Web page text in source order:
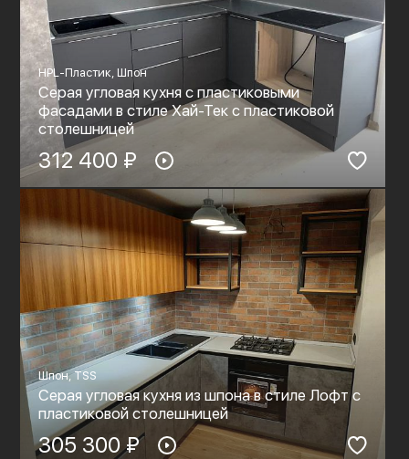
HPL-Пластик, Шпон
Серая угловая кухня с пластиковыми
фасадами в стиле Хай-Тек с пластиковой
столешницей
312 400 ₽
Шпон, TSS
Серая угловая кухня из шпона в стиле Лофт с
пластиковой столешницей
305 300 ₽